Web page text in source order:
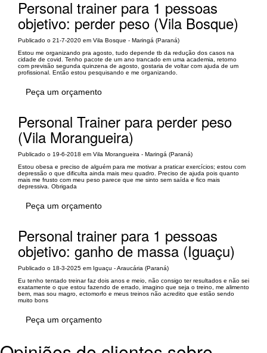
Personal trainer para 1 pessoas
objetivo: perder peso (Vila Bosque)
Publicado o 21-7-2020 em Vila Bosque - Maringá (Paraná)
Estou me organizando pra agosto, tudo depende tb da redução dos casos na
cidade de covid. Tenho pacote de um ano trancado em uma academia, retorno
com previsão segunda quinzena de agosto, gostaria de voltar com ajuda de um
profissional. Então estou pesquisando e me organizando.
Peça um orçamento
Personal Trainer para perder peso
(Vila Morangueira)
Publicado o 19-6-2018 em Vila Morangueira - Maringá (Paraná)
Estou obesa e preciso de alguém para me motivar a praticar exercícios; estou com
depressão o que dificulta ainda mais meu quadro. Preciso de ajuda pois quanto
mais me frusto com meu peso parece que me sinto sem saída e fico mais
depressiva. Obrigada
Peça um orçamento
Personal trainer para 1 pessoas
objetivo: ganho de massa (Iguaçu)
Publicado o 18-3-2025 em Iguaçu - Araucária (Paraná)
Eu tenho tentado treinar faz dois anos e meio, não consigo ter resultados e não sei
exatamente o que estou fazendo de errado, imagino que seja o treino, me alimento
bem, mas sou magro, ectomorfo e meus treinos não acredito que estão sendo
muito bons
Peça um orçamento